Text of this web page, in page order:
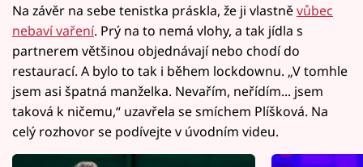
Na závěr na sebe tenistka práskla, že ji vlastněvůbec
nebaví vaření. Prý na to nemá vlohy, a tak jídla s
partnerem většinou objednávají nebo chodí do
restaurací. A bylo to tak i během lockdownu. „V tomhle
jsem asi špatná manželka. Nevařím, neřídím... jsem
taková k ničemu,“ uzavřela se smíchem Plíšková. Na
celý rozhovor se podívejte v úvodním videu.